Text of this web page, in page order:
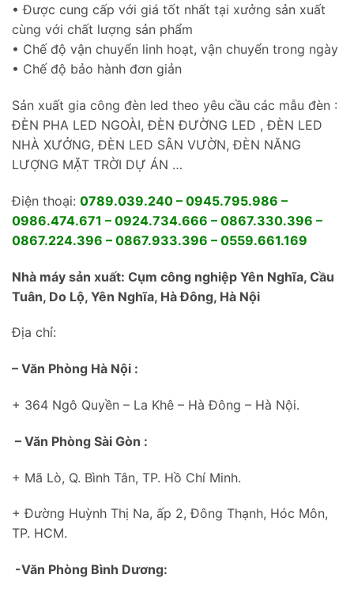
• Được cung cấp với giá tốt nhất tại xưởng sản xuất
cùng với chất lượng sản phẩm
• Chế độ vận chuyển linh hoạt, vận chuyển trong ngày
• Chế độ bảo hành đơn giản
Sản xuất gia công đèn led theo yêu cầu các mẫu đèn :
ĐÈN PHA LED NGOÀI, ĐÈN ĐƯỜNG LED , ĐÈN LED
NHÀ XƯỞNG, ĐÈN LED SÂN VƯỜN, ĐÈN NĂNG
LƯỢNG MẶT TRỜI DỰ ÁN …
Điện thoại: 0789.039.240 – 0945.795.986 –
0986.474.671 – 0924.734.666 – 0867.330.396 –
0867.224.396 – 0867.933.396 – 0559.661.169
Nhà máy sản xuất: Cụm công nghiệp Yên Nghĩa, Cầu
Tuân, Do Lộ, Yên Nghĩa, Hà Đông, Hà Nội
Địa chỉ:
– Văn Phòng Hà Nội :
+ 364 Ngô Quyền – La Khê – Hà Đông – Hà Nội.
– Văn Phòng Sài Gòn :
+ Mã Lò, Q. Bình Tân, TP. Hồ Chí Minh.
+ Đường Huỳnh Thị Na, ấp 2, Đông Thạnh, Hóc Môn,
TP. HCM.
-Văn Phòng Bình Dương: